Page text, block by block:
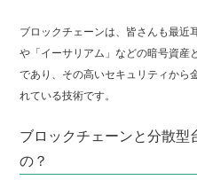
ブロックチェーンは、皆さんも最近
や「イーサリアム」などの暗号資産
であり、その高いセキュリティから
れている技術です。
ブロックチェーンと分散型
の？